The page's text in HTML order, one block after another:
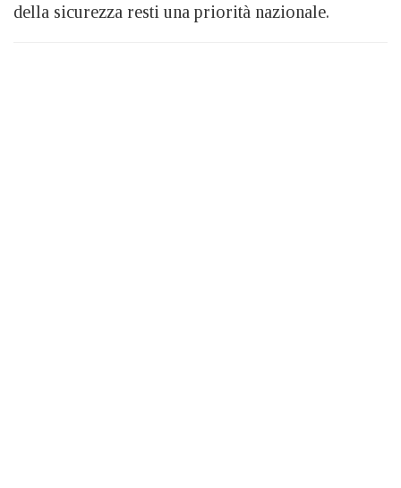
della sicurezza resti una priorità nazionale.